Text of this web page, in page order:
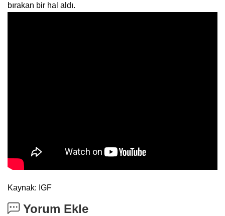
bırakan bir hal aldı.
Kaynak: IGF
Yorum Ekle